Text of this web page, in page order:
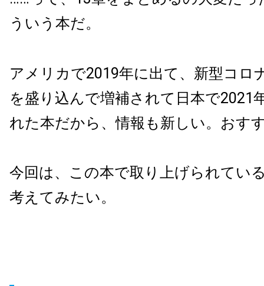
ういう本だ。
アメリカで2019年に出て、新型コロ
を盛り込んで増補されて日本で2021
れた本だから、情報も新しい。おす
今回は、この本で取り上げられてい
考えてみたい。